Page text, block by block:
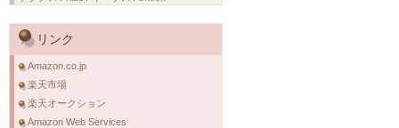
リンク
Amazon.co.jp
楽天市場
楽天オークション
Amazon Web Services